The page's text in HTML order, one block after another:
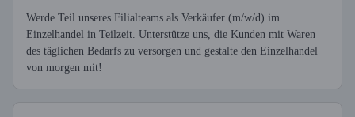
Werde Teil unseres Filialteams als Verkäufer (m/w/d) im
Einzelhandel in Teilzeit. Unterstütze uns, die Kunden mit Waren
des täglichen Bedarfs zu versorgen und gestalte den Einzelhandel
von morgen mit!